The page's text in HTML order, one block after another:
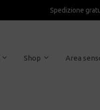
Spedizione
Shop Area